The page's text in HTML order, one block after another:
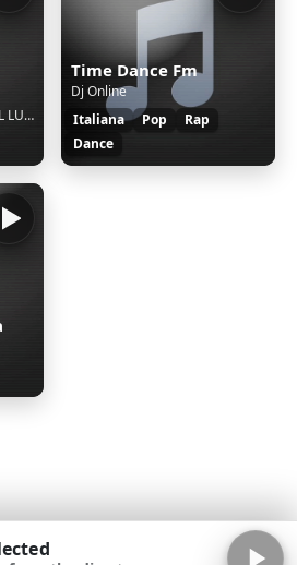
LUCIO DALLA - ATTENTI AL LUPO
Time Dance Fm
Dj Online
Italiana
Pop
Rap
Dance